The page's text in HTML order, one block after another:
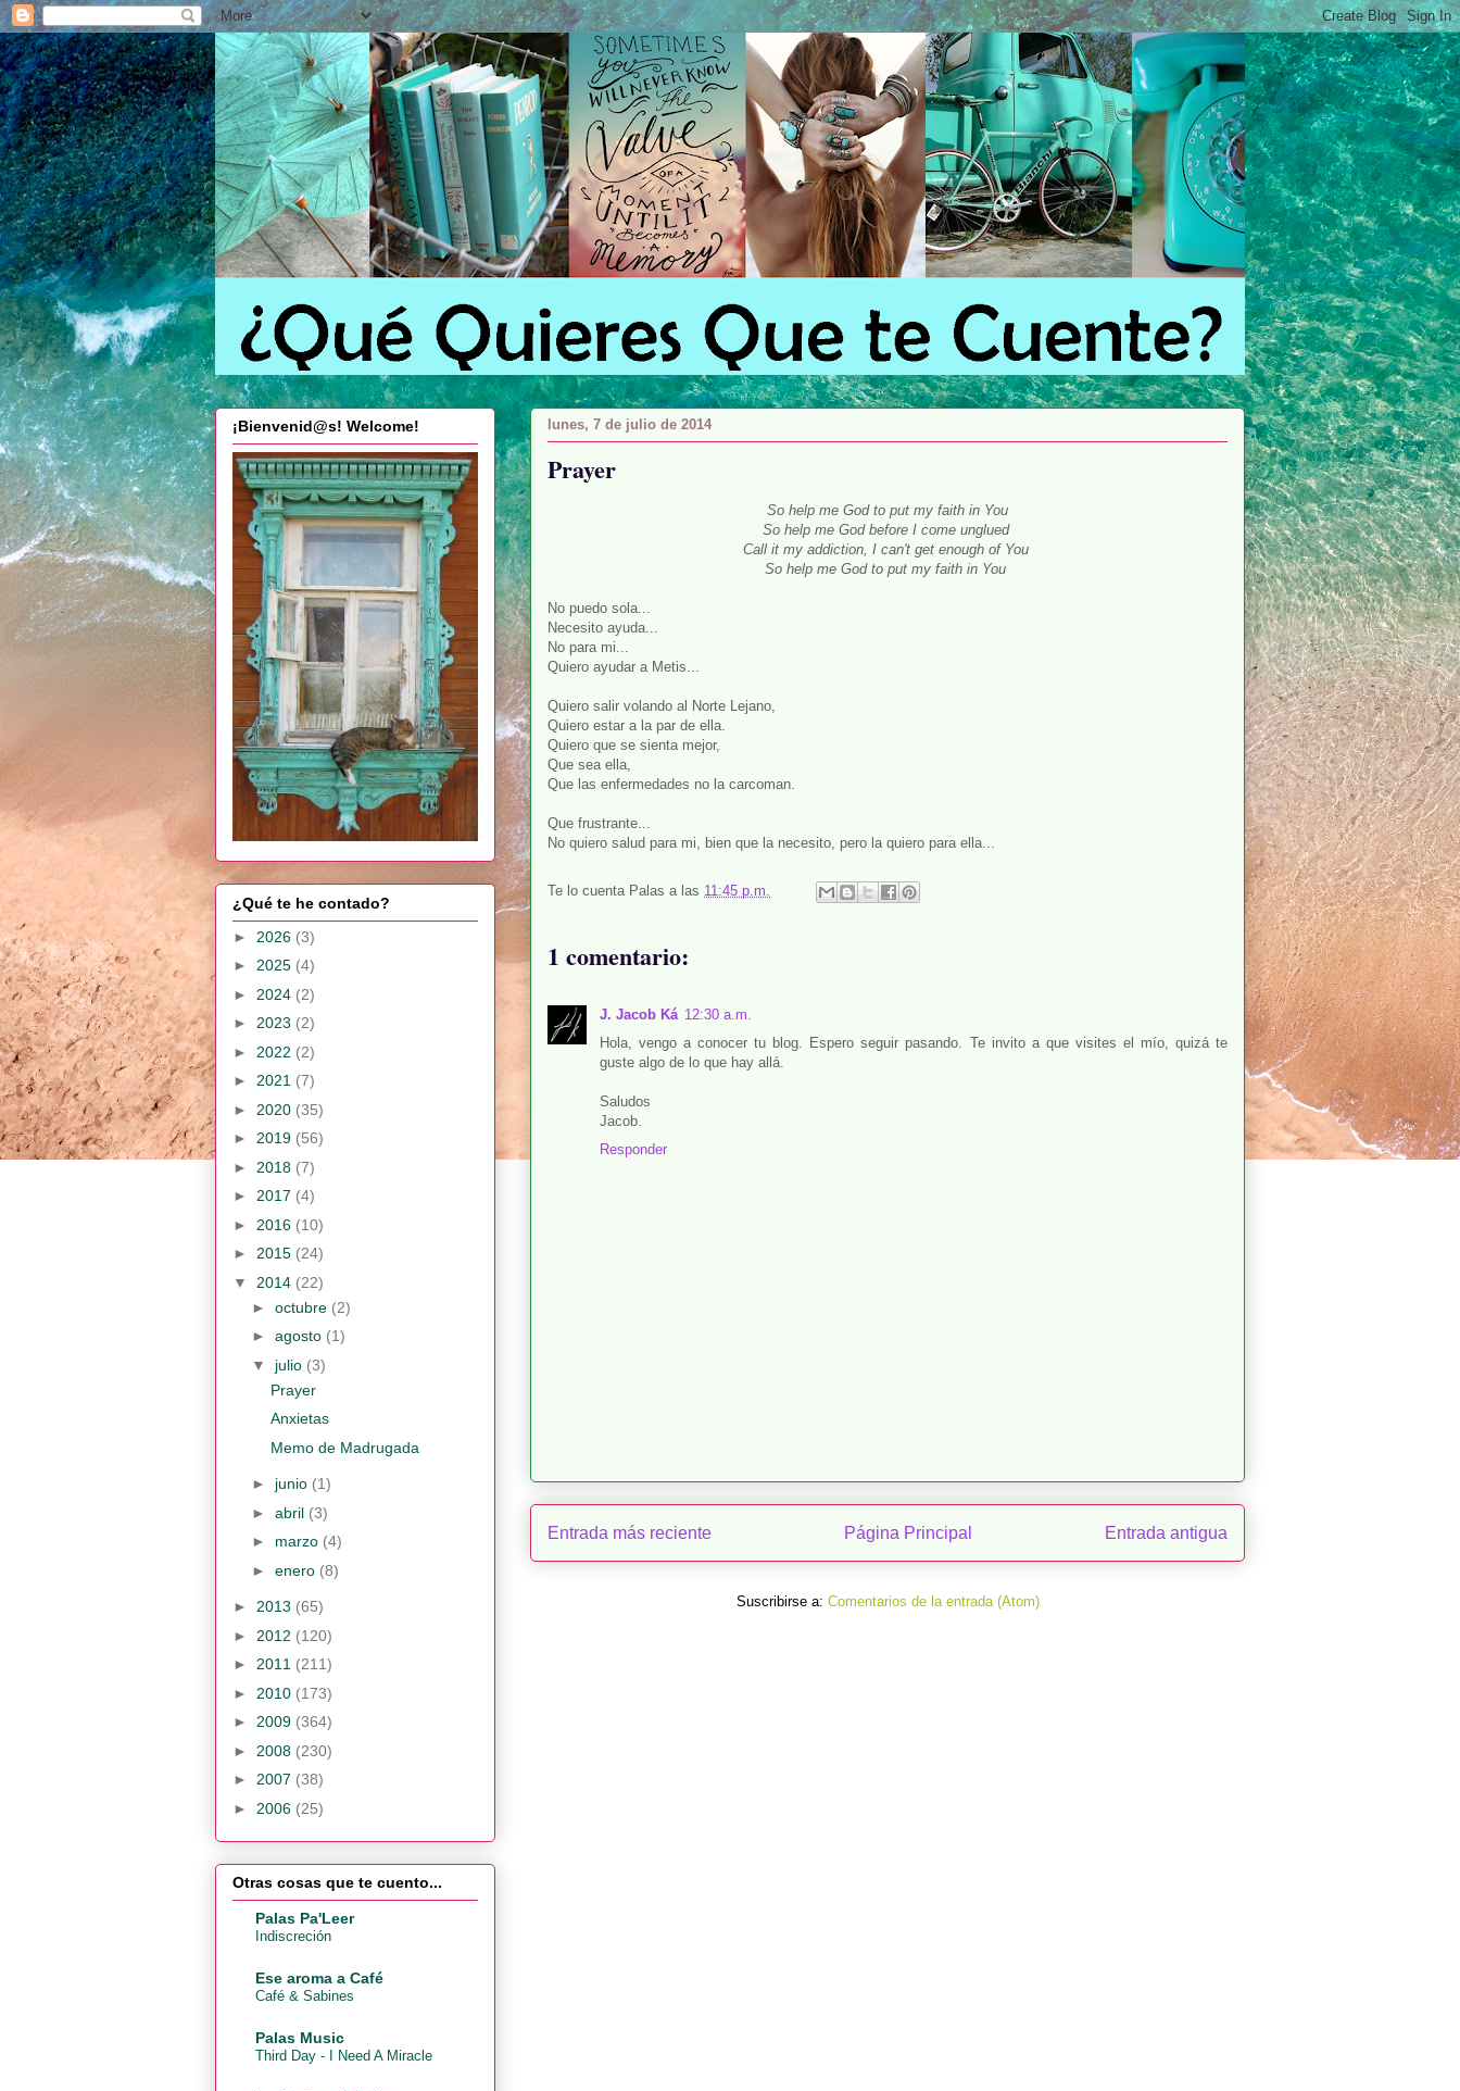
lunes, 7 de julio de 2014
Prayer
So help me God to put my faith in You
So help me God before I come unglued
Call it my addiction, I can't get enough of You
So help me God to put my faith in You
No puedo sola...
Necesito ayuda...
No para mi...
Quiero ayudar a Metis...
Quiero salir volando al Norte Lejano,
Quiero estar a la par de ella.
Quiero que se sienta mejor,
Que sea ella,
Que las enfermedades no la carcoman.
Que frustrante...
No quiero salud para mi, bien que la necesito, pero la quiero para ella...
Te lo cuenta Palas a las 11:45 p.m.
1 comentario:
J. Jacob Ká 12:30 a.m.
Hola, vengo a conocer tu blog. Espero seguir pasando. Te invito a que visites el mío, quizá te
guste algo de lo que hay allá.
Saludos
Jacob.
Responder
Entrada más reciente Entrada antigua
Página Principal
Suscribirse a: Comentarios de la entrada (Atom)
¡Bienvenid@s! Welcome!
¿Qué te he contado?
► 2026 (3)
► 2025 (4)
► 2024 (2)
► 2023 (2)
► 2022 (2)
► 2021 (7)
► 2020 (35)
► 2019 (56)
► 2018 (7)
► 2017 (4)
► 2016 (10)
► 2015 (24)
▼ 2014 (22)
► octubre (2)
► agosto (1)
▼ julio (3)
Prayer
Anxietas
Memo de Madrugada
► junio (1)
► abril (3)
► marzo (4)
► enero (8)
► 2013 (65)
► 2012 (120)
► 2011 (211)
► 2010 (173)
► 2009 (364)
► 2008 (230)
► 2007 (38)
► 2006 (25)
Otras cosas que te cuento...
Palas Pa'Leer
Indiscreción
Ese aroma a Café
Café & Sabines
Palas Music
Third Day - I Need A Miracle